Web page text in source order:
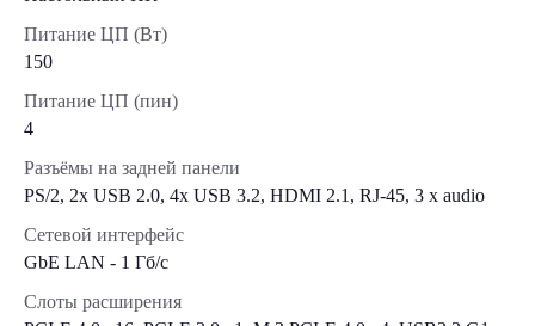
Питание ЦП (Вт)
150
Питание ЦП (пин)
4
Разъёмы на задней панели
PS/2, 2х USB 2.0, 4x USB 3.2, HDMI 2.1, RJ-45, 3 x audio
Сетевой интерфейс
GbE LAN - 1 Гб/с
Слоты расширения